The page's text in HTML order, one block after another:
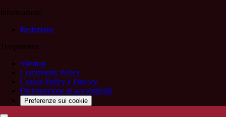
Informazioni
Redazione
Trasparenza
Sitemap
Community Policy
Cookie Policy e Privacy
Dichiarazione di accessibilità
Preferenze sui cookie